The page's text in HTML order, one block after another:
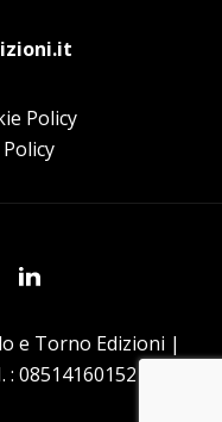
Policy
Linkedin
e Torno Edizioni |
08514160152